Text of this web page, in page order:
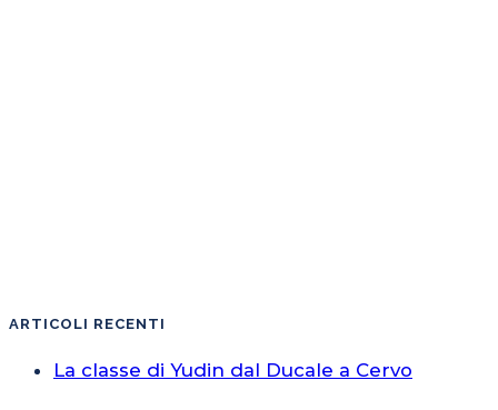
ARTICOLI RECENTI
La classe di Yudin dal Ducale a Cervo